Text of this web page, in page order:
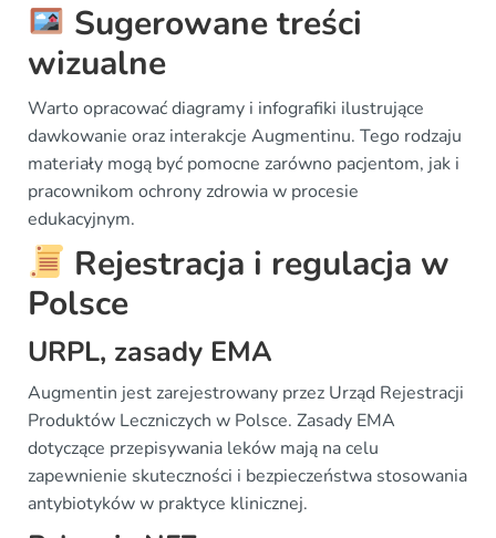
Sugerowane treści
wizualne
Warto opracować diagramy i infografiki ilustrujące
dawkowanie oraz interakcje Augmentinu. Tego rodzaju
materiały mogą być pomocne zarówno pacjentom, jak i
pracownikom ochrony zdrowia w procesie
edukacyjnym.
Rejestracja i regulacja w
Polsce
URPL, zasady EMA
Augmentin jest zarejestrowany przez Urząd Rejestracji
Produktów Leczniczych w Polsce. Zasady EMA
dotyczące przepisywania leków mają na celu
zapewnienie skuteczności i bezpieczeństwa stosowania
antybiotyków w praktyce klinicznej.